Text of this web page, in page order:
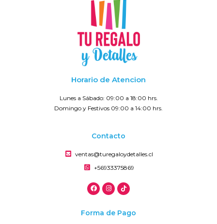
Horario de Atencion
Lunes a Sábado: 09:00 a 18:00 hrs.
Domingo y Festivos 09:00 a 14:00 hrs.
Contacto
ventas@turegaloydetalles.cl
+56933375869
Forma de Pago